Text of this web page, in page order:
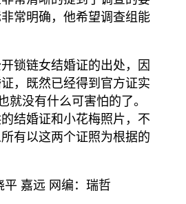
常明确，他希望调查组能
锁链女结婚证的出处，因
，既然已经得到官方证实
就没有什么可害怕的了。
结婚证和小花梅照片，不
有以这两个证照为根据的
嘉远 网编：瑞哲